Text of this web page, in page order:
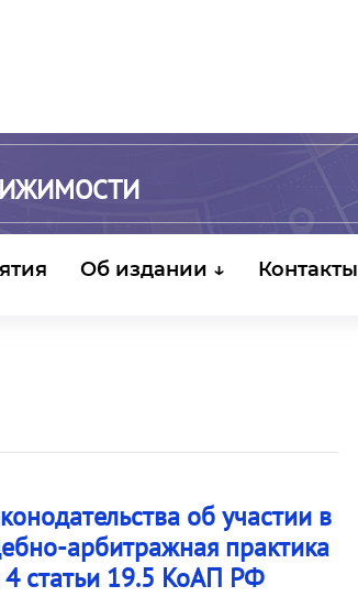
Об издании ↓ Контакты
об участии в
арбитражная практика
4 статьи 19.5 КоАП РФ